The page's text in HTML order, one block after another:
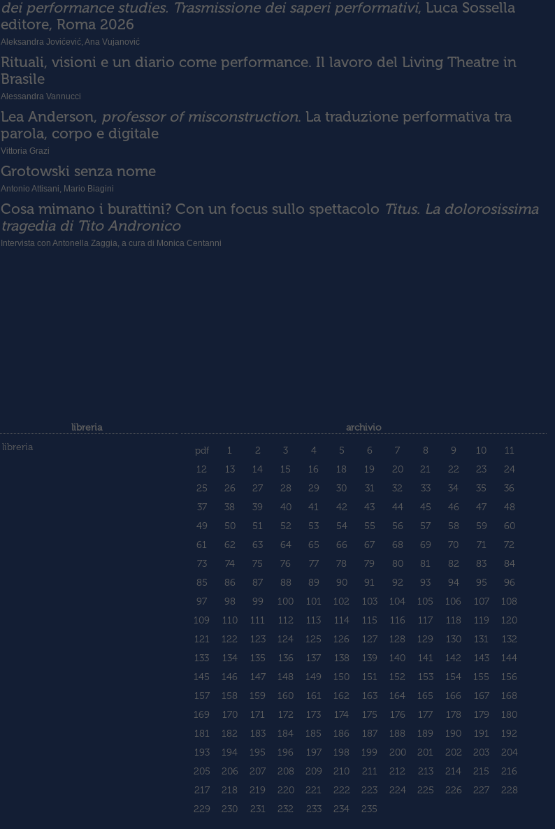
dei performance studies. Trasmissione dei saperi performativi, Luca Sossella
editore, Roma 2026
Aleksandra Jovićević, Ana Vujanović
Rituali, visioni e un diario come performance. Il lavoro del Living Theatre in
Brasile
Alessandra Vannucci
Lea Anderson, professor of misconstruction. La traduzione performativa tra
parola, corpo e digitale
Vittoria Grazi
Grotowski senza nome
Antonio Attisani, Mario Biagini
Cosa mimano i burattini? Con un focus sullo spettacolo Titus. La dolorosissima
tragedia di Tito Andronico
Intervista con Antonella Zaggia, a cura di Monica Centanni
libreria
libreria
archivio
pdf
1 2 3 4 5 6 7 8 9 10
11
12
13 14 15 16 18 19 20 21 22 23
24
25
26 27 28 29 30 31 32 33 34 35
36
37
38 39 40 41 42 43 44 45 46 47
48
49
50 51 52 53 54 55 56 57 58 59
60
61
62 63 64 65 66 67 68 69 70 71
72
73
74 75 76 77 78 79 80 81 82 83
84
85
86 87 88 89 90 91 92 93 94 95
96
97
98 99 100 101 102 103 104 105 106 107
108
109
110 111 112 113 114 115 116 117 118 119
120
121
122 123 124 125 126 127 128 129 130 131
132
133
134 135 136 137 138 139 140 141 142 143
144
145
146 147 148 149 150 151 152 153 154 155
156
157
158 159 160 161 162 163 164 165 166 167
168
169
170 171 172 173 174 175 176 177 178 179
180
181
182 183 184 185 186 187 188 189 190 191
192
193
194 195 196 197 198 199 200 201 202 203
204
205
206 207 208 209 210 211 212 213 214 215
216
217
218 219 220 221 222 223 224 225 226 227
228
229
230 231 232 233 234 235